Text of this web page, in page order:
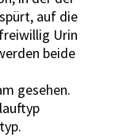
auf die
Urin
beide
gesehen.